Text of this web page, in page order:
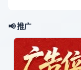
📢 推广